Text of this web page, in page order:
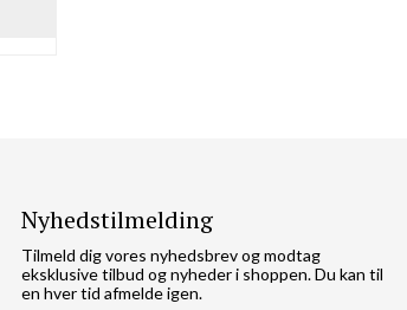
Nyhedstilmelding
Tilmeld dig vores nyhedsbrev og modtag
eksklusive tilbud og nyheder i shoppen. Du kan til
en hver tid afmelde igen.